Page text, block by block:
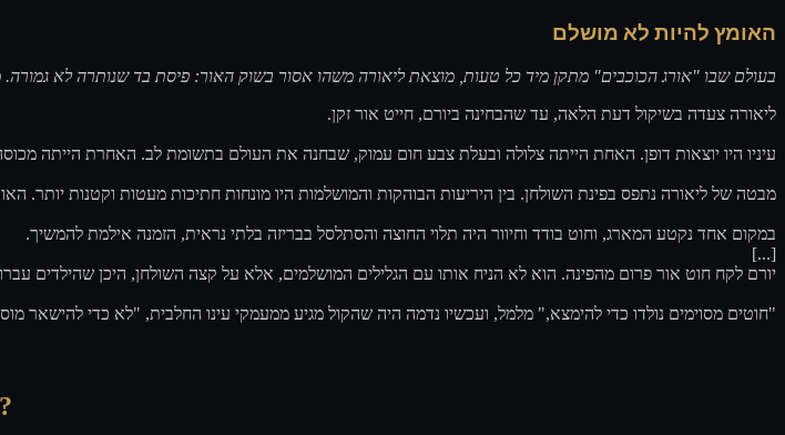
האומץ להיות לא מושלם
בעולם שבו "אורג הכוכבים" מתקן מיד כל טעות, מוצאת ליאורה משהו אסור בשוק האור: פיסת בד שנותרה לא
ליאורה צעדה בשיקול דעת הלאה, עד שהבחינה ביורם, חייט אור זקן.
עיניו היו יוצאות דופן. האחת הייתה צלולה ובעלת צבע חום עמוק, שבחנה את העולם בתשומת לב. האחרת הייתה
מבטה של ליאורה נתפס בפינת השולחן. בין היריעות הבוהקות והמושלמות היו מונחות חתיכות מעטות וקטנות יותר.
במקום אחד נקטע המארג, וחוט בודד וחיוור היה תלוי החוצה והסתלסל בבריזה בלתי נראית, הזמנה אילמת להמשיך.
[...]
יורם לקח חוט אור פרום מהפינה. הוא לא הניח אותו עם הגלילים המושלמים, אלא על קצה השולחן, היכן שהילדים
"חוטים מסוימים נולדו כדי להימצא," מלמל, ועכשיו נדמה היה שהקול מגיע ממעמקי עינו החלבית, "לא כדי להישאר